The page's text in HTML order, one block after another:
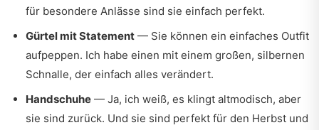
für besondere Anlässe sind sie einfach perfekt.
Gürtel mit Statement — Sie können ein einfaches Outfit
aufpeppen. Ich habe einen mit einem großen, silbernen
Schnalle, der einfach alles verändert.
Handschuhe — Ja, ich weiß, es klingt altmodisch, aber
sie sind zurück. Und sie sind perfekt für den Herbst und